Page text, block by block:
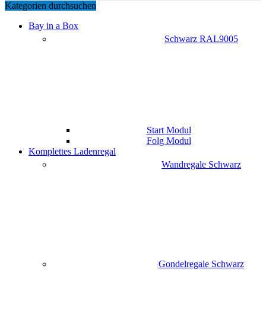
Kategorien durchsuchen
Bay in a Box
Schwarz RAL9005
Start Modul
Folg Modul
Komplettes Ladenregal
Wandregale Schwarz
Gondelregale Schwarz